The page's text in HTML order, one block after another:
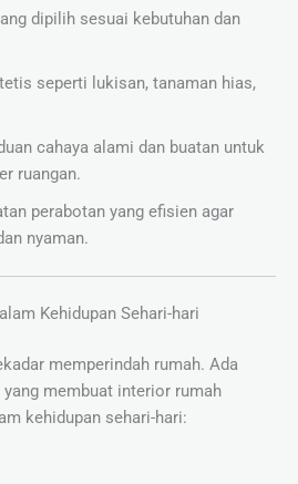
dipilih sesuai kebutuhan dan
seperti lukisan, tanaman hias,
cahaya alami dan buatan untuk
ruangan.
perabotan yang efisien agar
nyaman.
Kehidupan Sehari-hari
memperindah rumah. Ada
membuat interior rumah
kehidupan sehari-hari: